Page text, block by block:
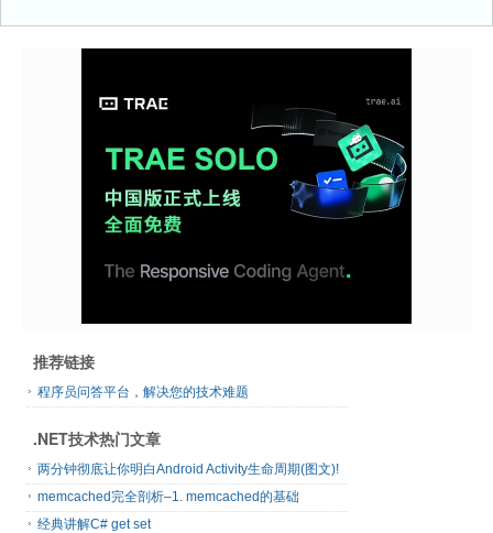
推荐链接
程序员问答平台，解决您的技术难题
.NET技术热门文章
两分钟彻底让你明白Android Activity生命周期(图文)!
memcached完全剖析–1. memcached的基础
经典讲解C# get set